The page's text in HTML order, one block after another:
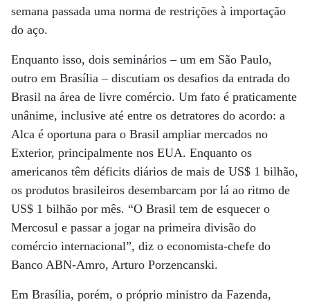
semana passada uma norma de restrições à importação
do aço.
Enquanto isso, dois seminários – um em São Paulo,
outro em Brasília – discutiam os desafios da entrada do
Brasil na área de livre comércio. Um fato é praticamente
unânime, inclusive até entre os detratores do acordo: a
Alca é oportuna para o Brasil ampliar mercados no
Exterior, principalmente nos EUA. Enquanto os
americanos têm déficits diários de mais de US$ 1 bilhão,
os produtos brasileiros desembarcam por lá ao ritmo de
US$ 1 bilhão por mês. “O Brasil tem de esquecer o
Mercosul e passar a jogar na primeira divisão do
comércio internacional”, diz o economista-chefe do
Banco ABN-Amro, Arturo Porzencanski.
Em Brasília, porém, o próprio ministro da Fazenda,